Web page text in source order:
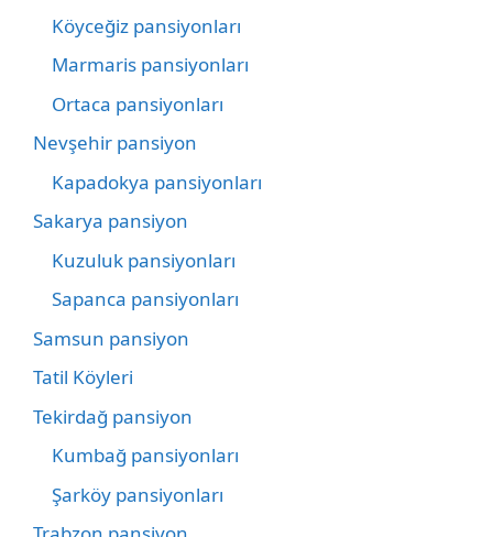
Köyceğiz pansiyonları
Marmaris pansiyonları
Ortaca pansiyonları
Nevşehir pansiyon
Kapadokya pansiyonları
Sakarya pansiyon
Kuzuluk pansiyonları
Sapanca pansiyonları
Samsun pansiyon
Tatil Köyleri
Tekirdağ pansiyon
Kumbağ pansiyonları
Şarköy pansiyonları